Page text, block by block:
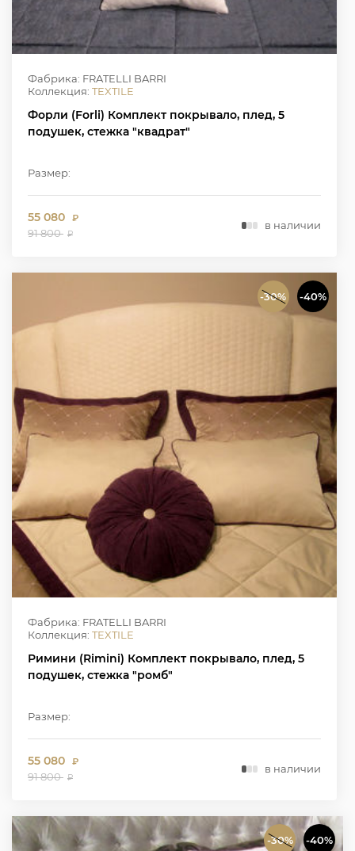
Фабрика: FRATELLI BARRI
Коллекция: TEXTILE
Форли (Forli) Комплект покрывало, плед, 5
подушек, стежка "квадрат"
Размер:
55 080 ₽
91 800 ₽
в наличии
-30% -40%
Фабрика: FRATELLI BARRI
Коллекция: TEXTILE
Римини (Rimini) Комплект покрывало, плед, 5
подушек, стежка "ромб"
Размер:
55 080 ₽
91 800 ₽
в наличии
-30% -40%